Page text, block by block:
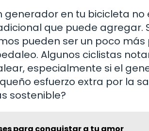
generador en tu bicicleta
que puede agregar.
pueden ser un poco
Algunos ciclistas
especialmente si el
esfuerzo extra por la
sostenible?